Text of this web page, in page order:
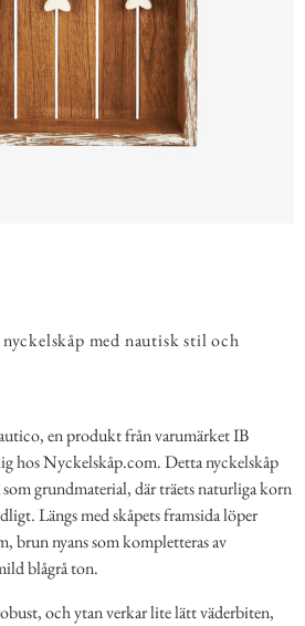
med nautisk stil och
en produkt från varumärket IB
hos Nyckelskåp.com. Detta nyckelskåp
grundmaterial, där träets naturliga korn
Längs med skåpets framsida löper
brun nyans som kompletteras av
blågrå ton.
och ytan verkar lite lätt väderbiten,